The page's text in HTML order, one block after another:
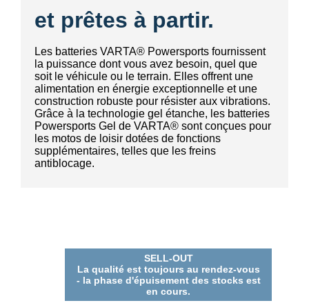
et prêtes à partir.
Les batteries VARTA® Powersports fournissent
la puissance dont vous avez besoin, quel que
soit le véhicule ou le terrain. Elles offrent une
alimentation en énergie exceptionnelle et une
construction robuste pour résister aux vibrations.
Grâce à la technologie gel étanche, les batteries
Powersports Gel de VARTA® sont conçues pour
les motos de loisir dotées de fonctions
supplémentaires, telles que les freins
antiblocage.
SELL-OUT
La qualité est toujours au rendez-vous
- la phase d'épuisement des stocks est
en cours.